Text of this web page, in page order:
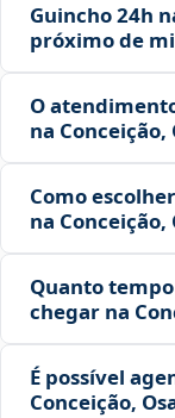
Guincho 24h
próximo de
O
na Conceição,
Como
na Conceição,
Quanto
chegar na
É possível
Conceição,